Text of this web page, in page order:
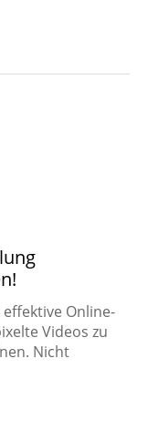
Online-
Videos zu
Nicht